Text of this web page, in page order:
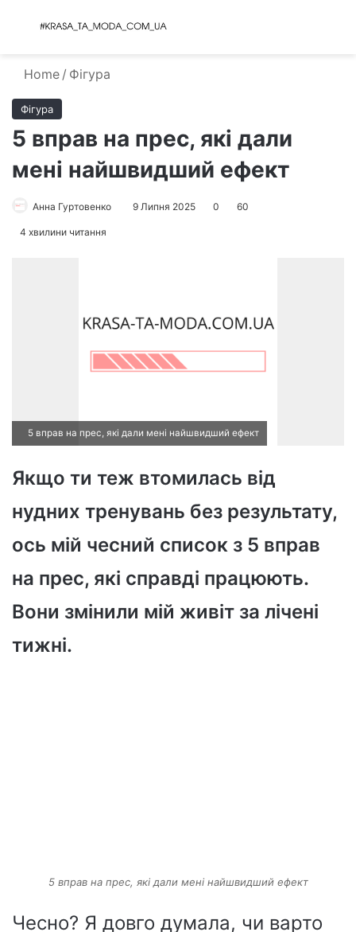
Menu
Home / Фігура
Фігура
5 вправ на прес, які дали
мені найшвидший ефект
Анна Гуртовенко 9 Липня 2025 0 60
4 хвилини читання
5 вправ на прес, які дали мені найшвидший ефект
Якщо ти теж втомилась від
нудних тренувань без результату,
ось мій чесний список з 5 вправ
на прес, які справді працюють.
Вони змінили мій живіт за лічені
тижні.
5 вправ на прес, які дали мені найшвидший ефект
Чесно? Я довго думала, чи варто